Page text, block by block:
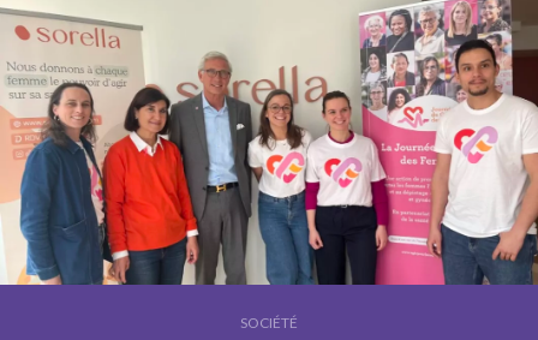
SOCIÉTÉ